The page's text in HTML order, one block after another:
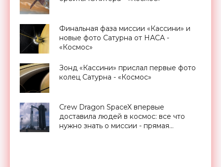
Финальная фаза миссии «Кассини» и
новые фото Сатурна от НАСА -
«Космос»
Зонд «Кассини» прислал первые фото
колец Сатурна - «Космос»
Crew Dragon SpaceX впервые
доставила людей в космос: все что
нужно знать о миссии - прямая